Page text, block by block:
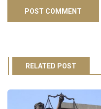
RELATED POST